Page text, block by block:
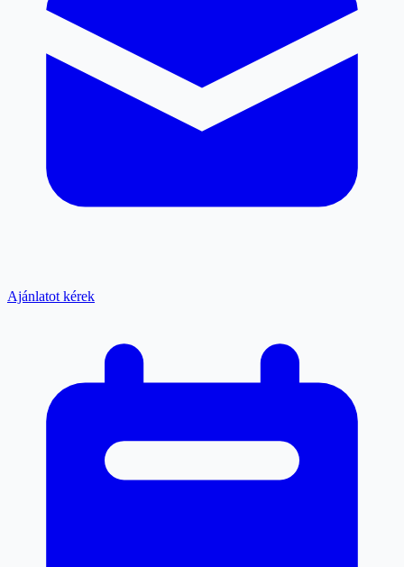
Ajánlatot kérek